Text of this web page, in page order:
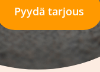
Pyydä tarjous